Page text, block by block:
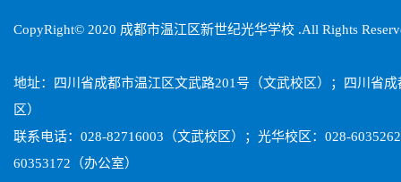
CopyRight© 2020 成都市温江区新世纪光华学校 .All Rights
地址：四川省成都市温江区文武路201号（文武校区）；四川省
区）
联系电话：028-82716003（文武校区）；光华校区：028-
60353172（办公室）